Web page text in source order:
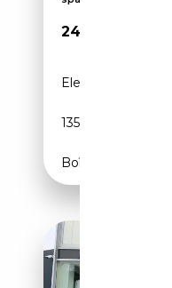
24 790€
Electrique
135 CH (99 kW)
Boîte automatique